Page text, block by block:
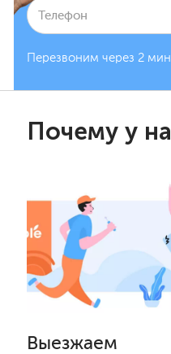
Перезвоним через 2
Почему у
Выезжаем